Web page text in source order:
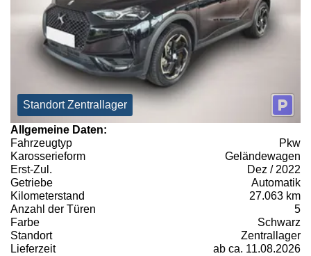
Standort Zentrallager
Allgemeine Daten:
Fahrzeugtyp
Pkw
Karosserieform
Geländewagen
Erst-Zul.
Dez / 2022
Getriebe
Automatik
Kilometerstand
27.063 km
Anzahl der Türen
5
Farbe
Schwarz
Standort
Zentrallager
Lieferzeit
ab ca. 11.08.2026